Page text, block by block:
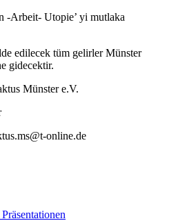
-Arbeit- Utopie’ yi mutlaka
edilecek tüm gelirler Münster
gidecektir.
Münster e.V.
online.de